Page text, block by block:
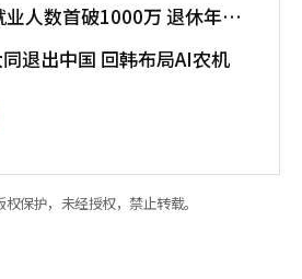
人数首破1000万 退休年龄
退出中国 回韩布局AI农机
权保护，未经授权，禁止转载。